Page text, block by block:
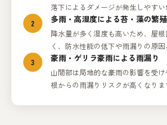
落下によるダメージが発生しやすい
2
多雨・高湿度による苔・藻の繁殖
降水量が多く湿度も高いため、屋
く、防水性能の低下や雨漏りの原因
3
豪雨・ゲリラ豪雨による雨漏り
山間部は局地的な豪雨の影響を受
根からの雨漏りリスクが高くなりま